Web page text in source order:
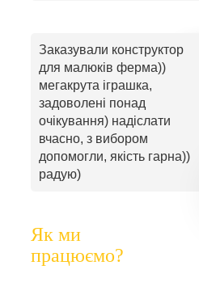
Заказували конструктор
для малюків ферма))
мегакрута іграшка,
задоволені понад
очікування) надіслати
вчасно, з вибором
допомогли, якість гарна))
радую)
Як ми
працюємо?